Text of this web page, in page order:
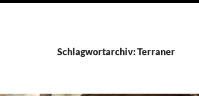
Schlagwortarchiv: Terraner